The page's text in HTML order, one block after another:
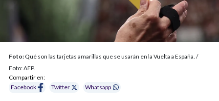
Foto: Qué son las tarjetas amarillas que se usarán en la Vuelta a España. /
Foto: AFP.
Compartir en:
Facebook
Twitter Whatsapp